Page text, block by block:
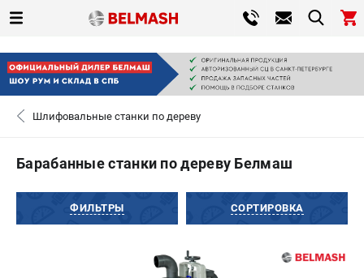
ВХОД ИЛИ РЕГИСТРАЦИЯ
САНКТ-ПЕТЕРБУРГ
0
Шлифовальные станки по дереву
Барабанные станки по дереву Белмаш
ФИЛЬТРЫ СОРТИРОВКА